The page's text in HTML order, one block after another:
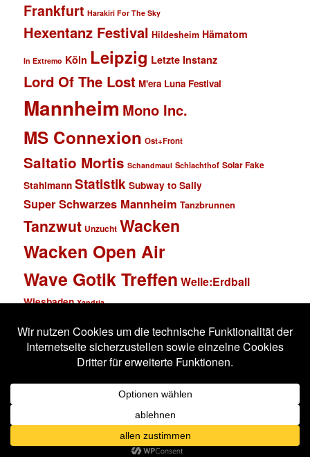
Frankfurt Harakiri For The Sky
Hexentanz Festival Hildesheim Hämatom
In Extremo Köln Leipzig Letzte Instanz
Lord Of The Lost M'era Luna Festival
Mannheim Mono Inc.
MS Connexion Ost+Front
Saltatio Mortis Schandmaul Schlachthof Solar Fake
Stahlmann Statistik Subway to Sally
Super Schwarzes Mannheim Tanzbrunnen
Tanzwut Unzucht Wacken
Wacken Open Air
Wave Gotik Treffen Welle:Erdball
Wiesbaden Xandria
Impressum
Stolz präsentiert von WordPress